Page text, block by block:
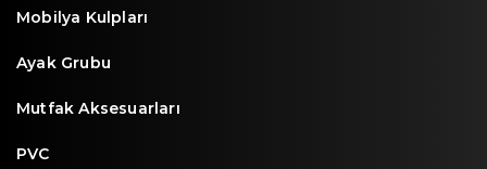
Mobilya Kulpları
Ayak Grubu
Mutfak Aksesuarları
PVC